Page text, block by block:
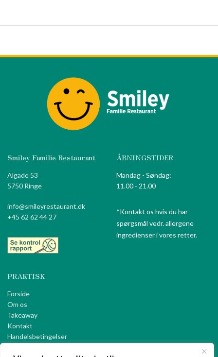
Smiley Familie Restaurant
Algade 53
5750 Ringe
info@smileyrestaurant.dk
+45 62 62 44 27
ÅBNINGSTIDER
Mandag - Søndag:
11.00 - 21.00
*Kontakt os hvis du har
spørgsmål vedr. allergene
ingredienser i vores retter.
PRAKTISK
Forside
Om os
Takeaway
Kontakt
Handelsbetingelser